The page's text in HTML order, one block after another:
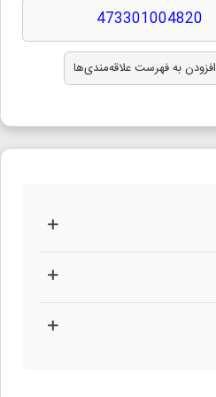
473301004820
افزودن به فهرست علاقه‌مندی‌ها